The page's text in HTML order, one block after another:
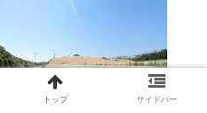
トップ サイドバー